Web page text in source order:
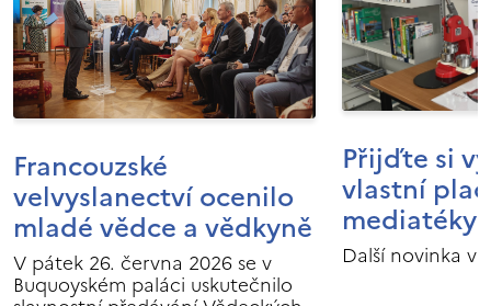
Francouzské
velvyslanectví ocenilo
mladé vědce a vědkyně
V pátek 26. června 2026 se v
Buquoyském paláci uskutečnilo
Přijďte si
vlastní
mediatéky
Další novinka v